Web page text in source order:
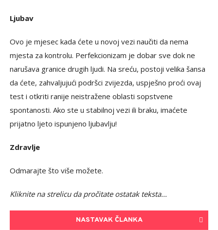
Ljubav
Ovo je mjesec kada ćete u novoj vezi naučiti da nema
mjesta za kontrolu. Perfekcionizam je dobar sve dok ne
narušava granice drugih ljudi. Na sreću, postoji velika šansa
da ćete, zahvaljujući podršci zvijezda, uspješno proći ovaj
test i otkriti ranije neistražene oblasti sopstvene
spontanosti. Ako ste u stabilnoj vezi ili braku, imaćete
prijatno ljeto ispunjeno ljubavlju!
Zdravlje
Odmarajte što više možete.
Kliknite na strelicu da pročitate ostatak teksta...
NASTAVAK ČLANKA